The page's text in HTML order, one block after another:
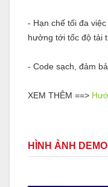
- Hạn chế tối đa
hưởng tới tốc độ tải
- Code sạch, đảm
XEM THÊM ==>
HÌNH ẢNH DEMO